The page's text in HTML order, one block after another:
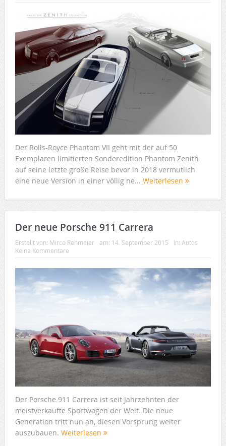
Der Rolls-Royce Phantom VII geht mit der auf 50
Exemplaren limitierten Sonderedition Phantom Zenith
auf seine letzte große Reise bevor in 2018 vermutlich
eine neue Version in einer völlig ne... Weiterlesen
Der neue Porsche 911 Carrera
Erstellt von: Mirco Rehmeier am: 14. September 2015 In: Autos
Keine Kommentare
Der Porsche 911 Carrera ist seit Jahrzehnten der
meistverkaufte Sportwagen der Welt. Die neue
Generation tritt nun an, diesen Vorsprung weiter
auszubauen. Weiterlesen